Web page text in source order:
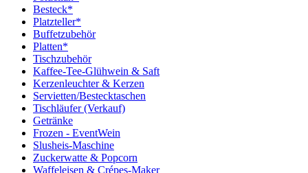
Besteck*
Platzteller*
Buffetzubehör
Platten*
Tischzubehör
Kaffee-Tee-Glühwein & Saft
Kerzenleuchter & Kerzen
Servietten/Bestecktaschen
Tischläufer (Verkauf)
Getränke
Frozen - EventWein
Slusheis-Maschine
Zuckerwatte & Popcorn
Waffeleisen & Crépes-Maker